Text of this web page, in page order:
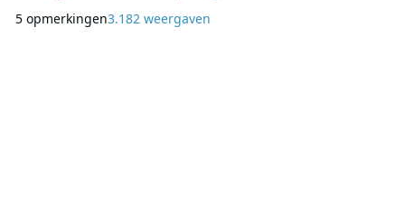
daaraan voorafgaande jaar dat het aan het bestuur van de
5 opmerkingen3.182 weergaven